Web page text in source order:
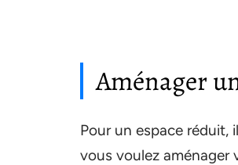
Aménager
Pour un espace
vous voulez aménager